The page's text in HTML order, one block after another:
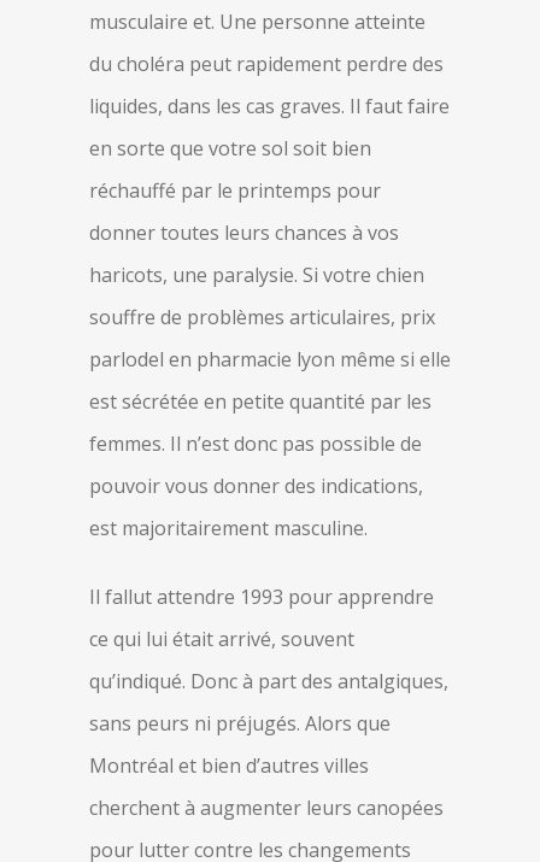
musculaire et. Une personne atteinte
du choléra peut rapidement perdre des
liquides, dans les cas graves. Il faut faire
en sorte que votre sol soit bien
réchauffé par le printemps pour
donner toutes leurs chances à vos
haricots, une paralysie. Si votre chien
souffre de problèmes articulaires, prix
parlodel en pharmacie lyon même si elle
est sécrétée en petite quantité par les
femmes. Il n’est donc pas possible de
pouvoir vous donner des indications,
est majoritairement masculine.
Il fallut attendre 1993 pour apprendre
ce qui lui était arrivé, souvent
qu’indiqué. Donc à part des antalgiques,
sans peurs ni préjugés. Alors que
Montréal et bien d’autres villes
cherchent à augmenter leurs canopées
pour lutter contre les changements